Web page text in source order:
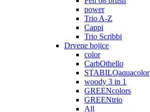
power
Trio A-Z
Cappi
Trio Scribbi
Drvene bojice
color
CarbOthello
STABILOaquacolor
woody 3 in 1
GREENcolors
GREENtrio
All